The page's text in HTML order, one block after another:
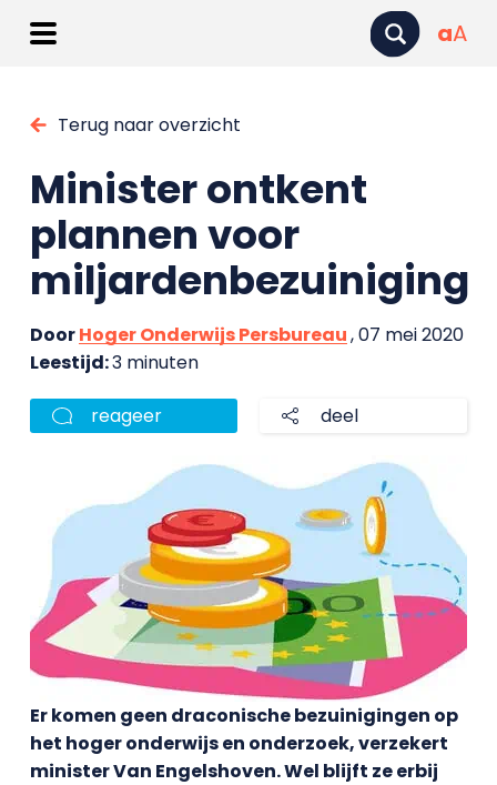
aA
Terug naar overzicht
Minister ontkent
plannen voor
miljardenbezuiniging
DoorHoger Onderwijs Persbureau, 07 mei 2020
Leestijd:3 minuten
reageer deel
Er komen geen draconische bezuinigingen op
het hoger onderwijs en onderzoek, verzekert
minister Van Engelshoven. Wel blijft ze erbij